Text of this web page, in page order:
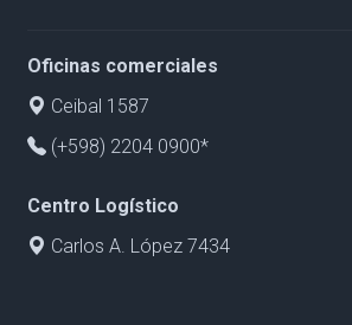
Oficinas comerciales
Ceibal 1587
(+598) 2204 0900*
Centro Logístico
Carlos A. López 7434